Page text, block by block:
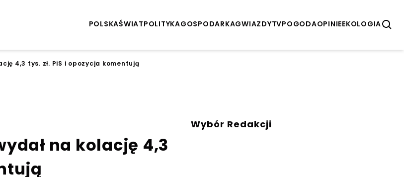
POLSKAŚWIATPOLITYKAGOSPODARKAGWIAZDYTVPOGODAOPINIEEKOLOGIA
4,3 tys. zł. PiS i opozycja komentują
na kolację 4,3
Wybór Redakcji